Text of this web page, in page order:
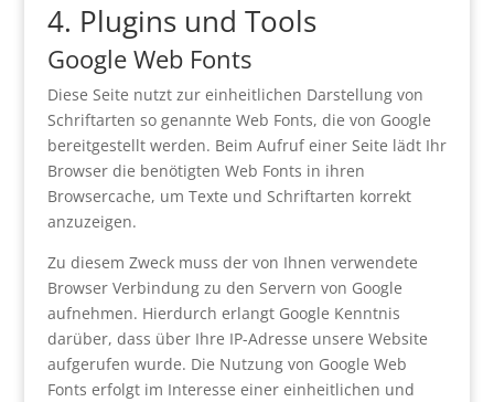
4. Plugins und Tools
Google Web Fonts
Diese Seite nutzt zur einheitlichen Darstellung von
Schriftarten so genannte Web Fonts, die von Google
bereitgestellt werden. Beim Aufruf einer Seite lädt Ihr
Browser die benötigten Web Fonts in ihren
Browsercache, um Texte und Schriftarten korrekt
anzuzeigen.
Zu diesem Zweck muss der von Ihnen verwendete
Browser Verbindung zu den Servern von Google
aufnehmen. Hierdurch erlangt Google Kenntnis
darüber, dass über Ihre IP-Adresse unsere Website
aufgerufen wurde. Die Nutzung von Google Web
Fonts erfolgt im Interesse einer einheitlichen und